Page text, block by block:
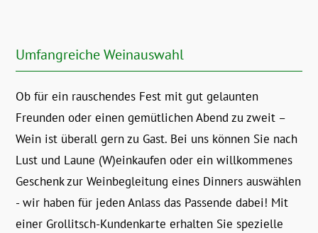
Umfangreiche Weinauswahl
Ob für ein rauschendes Fest mit gut gelaunten
Freunden oder einen gemütlichen Abend zu zweit –
Wein ist überall gern zu Gast. Bei uns können Sie nach
Lust und Laune (W)einkaufen oder ein willkommenes
Geschenk zur Weinbegleitung eines Dinners auswählen
- wir haben für jeden Anlass das Passende dabei! Mit
einer Grollitsch-Kundenkarte erhalten Sie spezielle